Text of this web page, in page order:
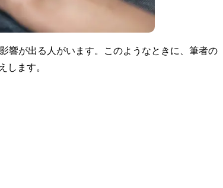
響が出る人がいます。このようなときに、筆者の
します。